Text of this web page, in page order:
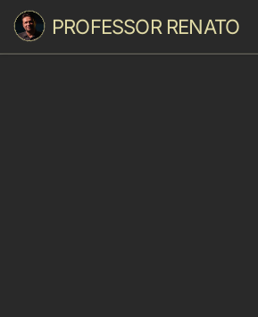
Skip to content
PROFESSOR RENATO